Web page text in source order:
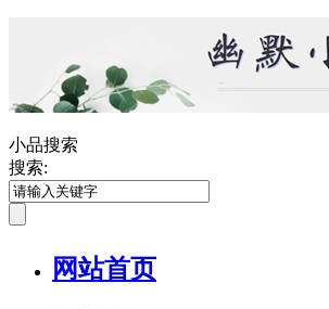
小品搜索
搜索:
网站首页